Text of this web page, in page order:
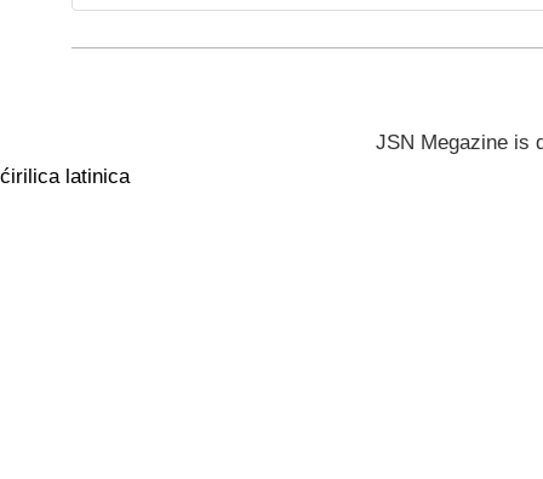
JSN Megazine is
ćirilica latinica